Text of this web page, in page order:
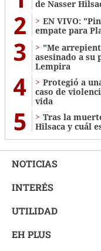
de Nasser
2
EN VIVO:
empate para
3
"Me
asesinado a su
Lempira
4
Protegió a
caso de
vida
5
Tras la
Hilsaca y cuál
NOTICIAS
INTERÉS
UTILIDAD
EH PLUS